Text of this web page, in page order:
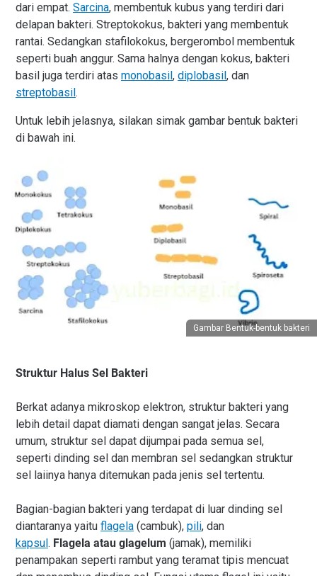
dari empat. Sarcina, membentuk kubus yang terdiri dari
delapan bakteri. Streptokokus, bakteri yang membentuk
rantai. Sedangkan stafilokokus, bergerombol membentuk
seperti buah anggur. Sama halnya dengan kokus, bakteri
basil juga terdiri atas monobasil, diplobasil, dan
streptobasil.
Untuk lebih jelasnya, silakan simak gambar bentuk bakteri
di bawah ini.
Gambar Bentuk-bentuk bakteri
Struktur Halus Sel Bakteri
Berkat adanya mikroskop elektron, struktur bakteri yang
lebih detail dapat diamati dengan sangat jelas. Secara
umum, struktur sel dapat dijumpai pada semua sel,
seperti dinding sel dan membran sel sedangkan struktur
sel laiinya hanya ditemukan pada jenis sel tertentu.
Bagian-bagian bakteri yang terdapat di luar dinding sel
diantaranya yaitu flagela (cambuk), pili, dan
kapsul. Flagela atau glagelum (jamak), memiliki
penampakan seperti rambut yang teramat tipis mencuat